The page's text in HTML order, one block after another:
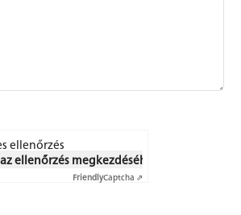
ellenőrzés
ellenőrzés megkezdéséhez
FriendlyCaptcha ⇗